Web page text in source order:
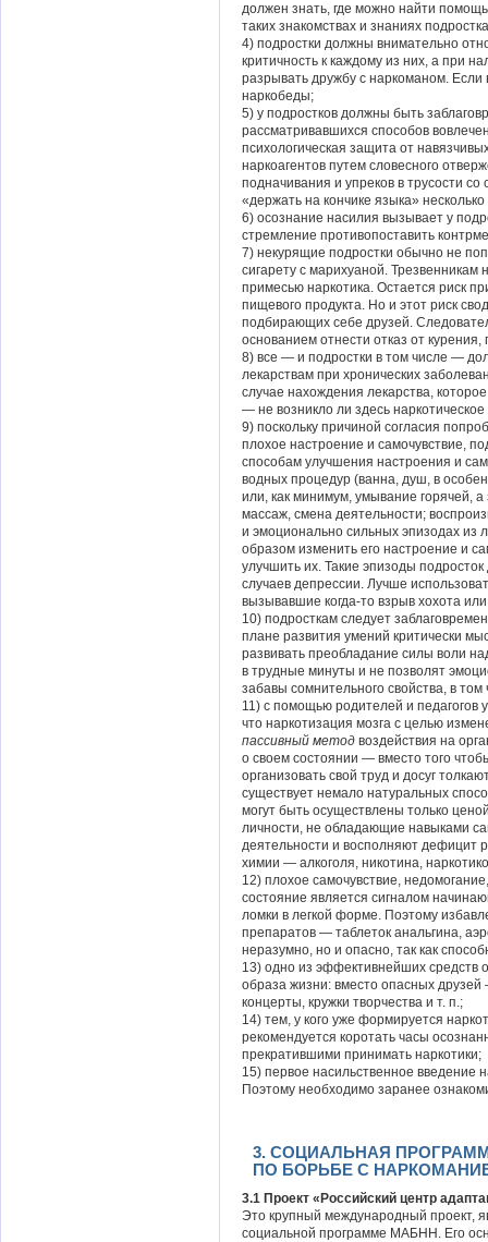
должен знать, где можно найти
таких знакомствах и знаниях
4) подростки должны внимательно
критичность к каждому из них, а при
разрывать дружбу с наркоманом.
наркобеды;
5) у подростков должны быть
рассматривавшихся способов
психологическая защита от
наркоагентов путем словесного
подначивания и упреков в трусости
«держать на кончике языка»
6) осознание насилия вызывает у
стремление противопоставить
7) некурящие подростки обычно не
сигарету с марихуаной. Трезвенникам
примесью наркотика. Остается риск
пищевого продукта. Но и этот риск
подбирающих себе друзей.
основанием отнести отказ от
8) все — и подростки в том числе —
лекарствам при хронических
случае нахождения лекарства,
— не возникло ли здесь
9) поскольку причиной согласия
плохое настроение и самочувствие,
способам улучшения настроения и
водных процедур (ванна, душ, в
или, как минимум, умывание горячей, а
массаж, смена деятельности;
и эмоционально сильных эпизодах из
образом изменить его настроение и
улучшить их. Такие эпизоды
случаев депрессии. Лучше
вызывавшие когда-то взрыв хохота
10) подросткам следует
плане развития умений критически
развивать преобладание силы воли
в трудные минуты и не позволят
забавы сомнительного свойства, в
11) с помощью родителей и педагогов
что наркотизация мозга с целью
пассивный метод воздействия на
о своем состоянии — вместо того
организовать свой труд и досуг
существует немало натуральных
могут быть осуществлены только
личности, не обладающие навыками
деятельности и восполняют дефицит
химии — алкоголя, никотина,
12) плохое самочувствие,
состояние является сигналом
ломки в легкой форме. Поэтому
препаратов — таблеток анальгина,
неразумно, но и опасно, так как
13) одно из эффективнейших средств
образа жизни: вместо опасных
концерты, кружки творчества и т. п.;
14) тем, у кого уже формируется
рекомендуется коротать часы
прекратившими принимать наркотики;
15) первое насильственное введение
Поэтому необходимо заранее
3. СОЦИАЛЬНАЯ
ПО БОРЬБЕ С
3.1 Проект «Российский центр
Это крупный международный проект,
социальной программе МАБНН. Его